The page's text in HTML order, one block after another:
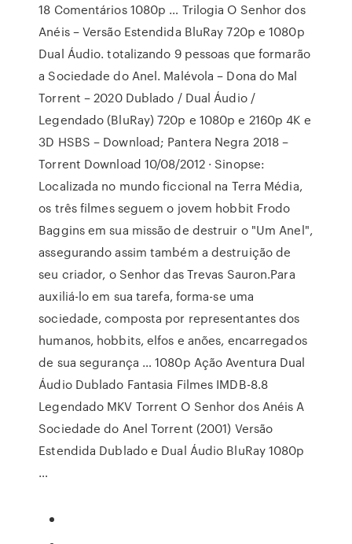
18 Comentários 1080p … Trilogia O Senhor dos
Anéis – Versão Estendida BluRay 720p e 1080p
Dual Áudio. totalizando 9 pessoas que formarão
a Sociedade do Anel. Malévola – Dona do Mal
Torrent – 2020 Dublado / Dual Áudio /
Legendado (BluRay) 720p e 1080p e 2160p 4K e
3D HSBS – Download; Pantera Negra 2018 –
Torrent Download 10/08/2012 · Sinopse:
Localizada no mundo ficcional na Terra Média,
os três filmes seguem o jovem hobbit Frodo
Baggins em sua missão de destruir o "Um Anel",
assegurando assim também a destruição de
seu criador, o Senhor das Trevas Sauron.Para
auxiliá-lo em sua tarefa, forma-se uma
sociedade, composta por representantes dos
humanos, hobbits, elfos e anões, encarregados
de sua segurança … 1080p Ação Aventura Dual
Áudio Dublado Fantasia Filmes IMDB-8.8
Legendado MKV Torrent O Senhor dos Anéis A
Sociedade do Anel Torrent (2001) Versão
Estendida Dublado e Dual Áudio BluRay 1080p
…